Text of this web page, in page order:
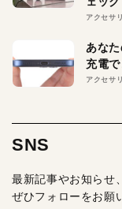
アクセサリ
あな
充電
アクセサリ
SNS
最新記事やお知らせ
ぜひフォローをお願